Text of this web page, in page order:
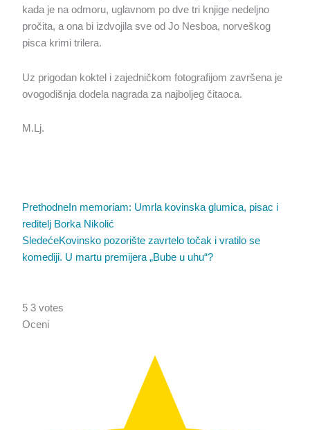
kada je na odmoru, uglavnom po dve tri knjige nedeljno
pročita, a ona bi izdvojila sve od Jo Nesboa, norveškog
pisca krimi trilera.
Uz prigodan koktel i zajedničkom fotografijom završena je
ovogodišnja dodela nagrada za najboljeg čitaoca.
M.Lj.
Prev
Prethodne In memoriam: Umrla kovinska glumica, pisac i
reditelj Borka Nikolić
SledećeKovinsko pozorište zavrtelo točak i vratilo se
komediji. U martu premijera „Bube u uhu“?
Sledeća
5 3 votes
Oceni